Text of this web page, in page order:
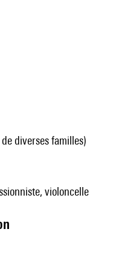
diverses familles)
violoncelle